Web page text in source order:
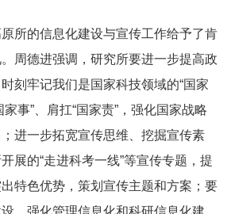
的信息化建设与宣传工作给予了肯
周德进强调，研究所要进一步提高政
刻牢记我们是国家科技领域的“国家
家事”、肩扛“国家责”，强化国家战略
进一步拓宽宣传思维、挖掘宣传素
展的“走进科考一线”等宣传专题，提
特色优势，策划宣传主题和方案；要
，强化管理信息化和科研信息化建